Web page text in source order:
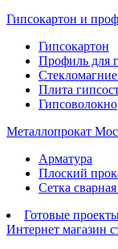
Гипсокартон и
Гипсокартон
Профиль для
Плита
Гипсоволокно
Металлопрокат
Арматура
Плоский
Сетка
Готовые
Интернет магазин